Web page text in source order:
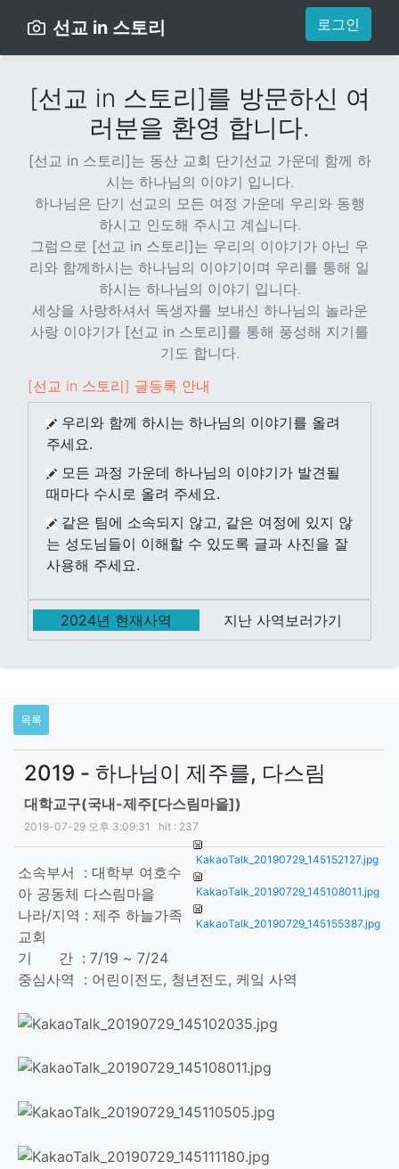
선교 in 스토리 로그인
[선교 in 스토리]를 방문하신 여
러분을 환영 합니다.
[선교 in 스토리]는 동산 교회 단기선교 가운데 함께 하
시는 하나님의 이야기 입니다.
하나님은 단기 선교의 모든 여정 가운데 우리와 동행
하시고 인도해 주시고 계십니다.
그럼으로 [선교 in 스토리]는 우리의 이야기가 아닌 우
리와 함께하시는 하나님의 이야기이며 우리를 통해 일
하시는 하나님의 이야기 입니다.
세상을 사랑하셔서 독생자를 보내신 하나님의 놀라운
사랑 이야기가 [선교 in 스토리]를 통해 풍성해 지기를
기도 합니다.
[선교 in 스토리] 글등록 안내
우리와 함께 하시는 하나님의 이야기를 올려
주세요.
모든 과정 가운데 하나님의 이야기가 발견될
때마다 수시로 올려 주세요.
같은 팀에 소속되지 않고, 같은 여정에 있지 않
는 성도님들이 이해할 수 있도록 글과 사진을 잘
사용해 주세요.
2024년 현재사역 지난 사역보러가기
목록
2019 - 하나님이 제주를, 다스림
대학교구(국내-제주[다스림마을])
2019-07-29 오후 3:09:31 hit : 237
KakaoTalk_20190729_145152127.jpg
KakaoTalk_20190729_145108011.jpg
KakaoTalk_20190729_145155387.jpg
소속부서 : 대학부 여호수
아 공동체 다스림마을
나라/지역 : 제주 하늘가족
교회
기 간 : 7/19 ~ 7/24
중심사역 : 어린이전도, 청년전도, 케잌 사역